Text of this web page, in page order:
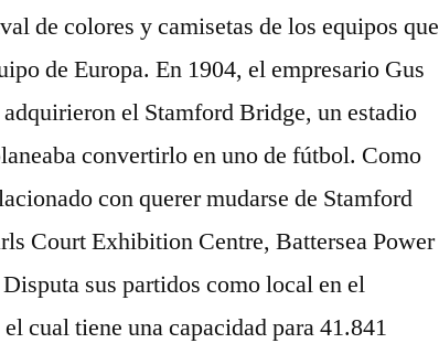
de colores y camisetas de los equipos que
de Europa. En 1904, el empresario Gus
el Stamford Bridge, un estadio
convertirlo en uno de fútbol. Como
con querer mudarse de Stamford
Court Exhibition Centre, Battersea Power
sus partidos como local en el
cual tiene una capacidad para 41.841